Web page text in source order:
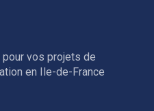
pour vos projets de
en Ile-de-France